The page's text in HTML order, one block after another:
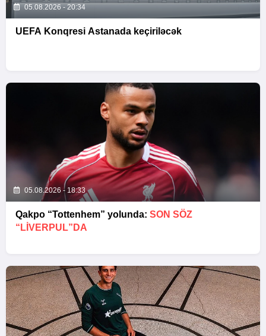
05.08.2026 - 20:34
UEFA Konqresi Astanada keçiriləcək
05.08.2026 - 18:33
Qakpo “Tottenhem” yolunda: SON SÖZ
“LIVERPUL”DA